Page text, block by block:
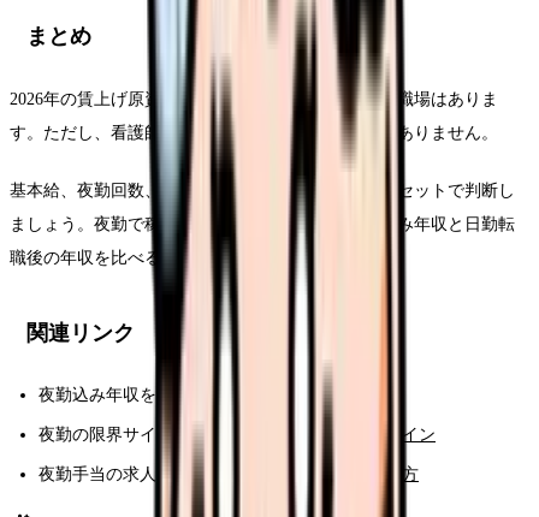
まとめ
2026年の賃上げ原資により、夜勤手当が見直される職場はありま
す。ただし、看護師が見るべきなのは単価だけではありません。
基本給、夜勤回数、仮眠、補助者配置、健康負担をセットで判断し
ましょう。夜勤で稼ぐなら、給料コンパスで夜勤込み年収と日勤転
職後の年収を比べるのがおすすめです。
関連リンク
夜勤込み年収を診断:
夜勤の限界サイン: 夜勤がつらい看護師の限界サイン
夜勤手当の求人票確認: 夜勤手当が高い求人の見方